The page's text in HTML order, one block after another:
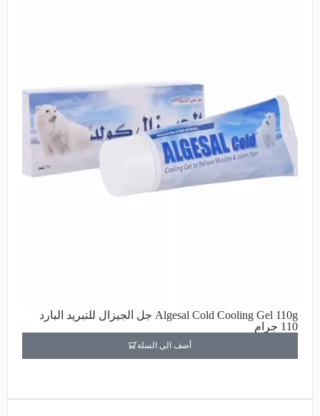
Algesal Cold Cooling Gel 110g جل ألجيزال للتبريد البارد
110 جرام
أضف الي السلة